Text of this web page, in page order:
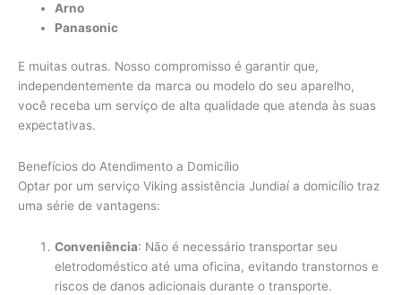
Arno
Panasonic
E muitas outras. Nosso compromisso é garantir que,
independentemente da marca ou modelo do seu aparelho,
você receba um serviço de alta qualidade que atenda às suas
expectativas.
Benefícios do Atendimento a Domicílio
Optar por um serviço Viking assistência Jundiaí a domicílio traz
uma série de vantagens:
Conveniência: Não é necessário transportar seu
eletrodoméstico até uma oficina, evitando transtornos e
riscos de danos adicionais durante o transporte.